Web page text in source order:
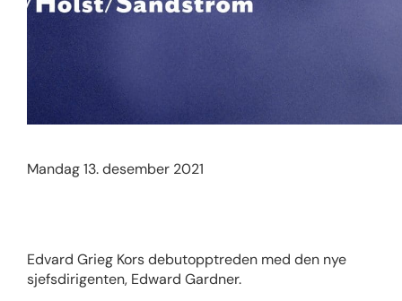
Mandag 13. desember 2021
Edvard Grieg Kors debutopptreden med den nye
sjefsdirigenten, Edward Gardner.